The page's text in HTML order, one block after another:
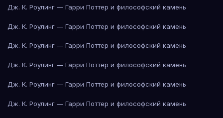
Дж. К. Роулинг — Гарри Поттер и философский камень
Дж. К. Роулинг — Гарри Поттер и философский камень
Дж. К. Роулинг — Гарри Поттер и философский камень
Дж. К. Роулинг — Гарри Поттер и философский камень
Дж. К. Роулинг — Гарри Поттер и философский камень
Дж. К. Роулинг — Гарри Поттер и философский камень